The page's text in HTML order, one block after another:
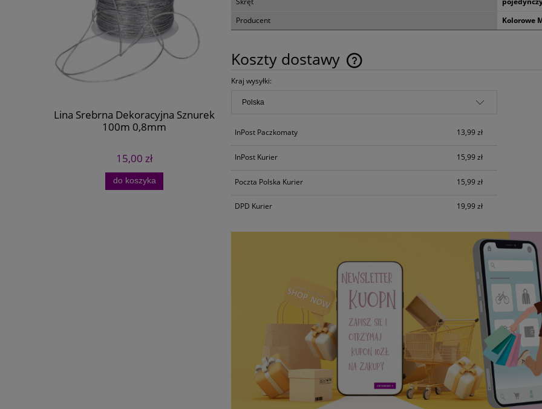
Lina Srebrna Dekoracyjna Sznurek
100m 0,8mm
15,00 zł
do koszyka do koszyka
Kreatywne Dekoracja
8,00 zł
do koszyka
Producent
Kolorowe
Koszty dostawy
Kraj wysyłki:
InPost Paczkomaty 13,99 zł
InPost Kurier 15,99 zł
Poczta Polska Kurier 15,99 zł
DPD Kurier 19,99 zł